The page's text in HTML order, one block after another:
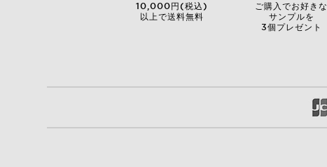
10,000円(税込)
以上で送料無料
ご購入でお好きな
サンプルを
3個プレゼント